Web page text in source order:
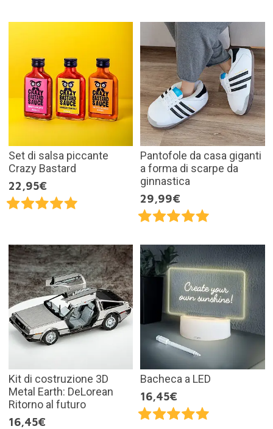
Set di salsa piccante
Crazy Bastard
22,95€
Pantofole da casa giganti
a forma di scarpe da
ginnastica
29,99€
Kit di costruzione 3D
Metal Earth: DeLorean
Ritorno al futuro
16,45€
Bacheca a LED
16,45€